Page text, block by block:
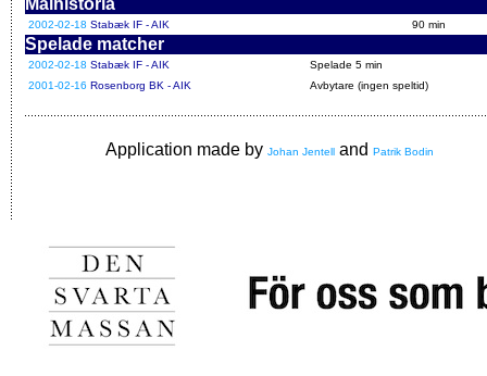
Målhistoria
2002-02-18 Stabæk IF - AIK 90 min
Spelade matcher
2002-02-18 Stabæk IF - AIK
Spelade 5 min
2001-02-16 Rosenborg BK - AIK Avbytare (ingen speltid)
Application made by Johan Jentell and Patrik Bodin